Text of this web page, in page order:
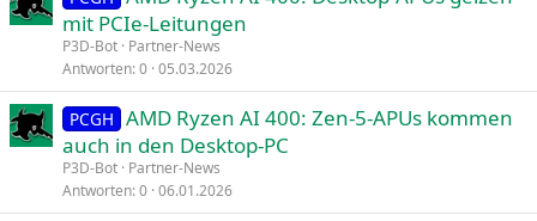
mit PCIe-Leitungen
P3D-Bot Partner-News
Antworten 0 05.03.2026
PCGH AMD Ryzen AI 400: Zen-5-APUs kommen
auch in den Desktop-PC
P3D-Bot Partner-News
Antworten 0 06.01.2026